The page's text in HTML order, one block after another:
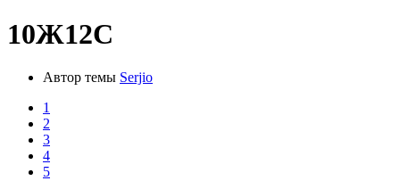
10Ж12С
Автор темы Serjio
1
2
3
4
5